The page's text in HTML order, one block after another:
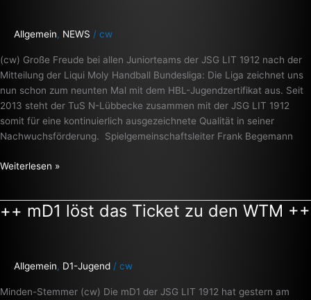
Allgemein, NEWS / cw
(cw) Große Freude bei allen Juniorteams der JSG LIT 1912 nach der
Mitteilung der Liqui Moly Handball Bundesliga: Die Liga zeichnet uns
nun schon zum neunten Mal mit dem HBL-Jugendzertifikat aus. Seit
2013 steht der TuS N-Lübbecke zusammen mit der JSG LIT 1912
somit für eine kontinuierlich ausgezeichnete Qualität in seiner
Nachwuchsförderung. Spielgemeinschaftsleiter Frank Begemann
erneut
ausgezeichnet
++
Weiterlesen »
++ mD1 löst das Ticket zu den WTM ++
Allgemein, D1-Jugend / cw
Minden-Stemmer (cw) Die mD1 der JSG LIT 1912 hat gestern am
++
Ticket